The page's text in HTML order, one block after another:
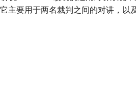
主要用于两名裁判之间的对讲，以